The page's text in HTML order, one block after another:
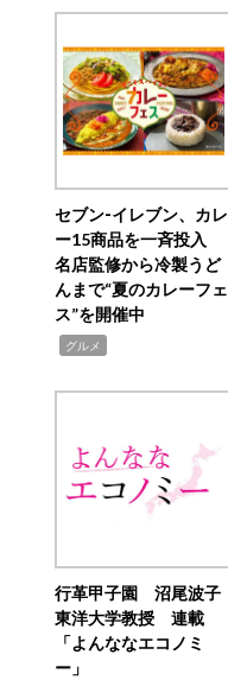
セブン‐イレブン、カレ
ー15商品を一斉投入
名店監修から冷製うど
んまで“夏のカレーフェ
ス”を開催中
グルメ
行革甲子園 沼尾波子
東洋大学教授 連載
「よんななエコノミ
ー」